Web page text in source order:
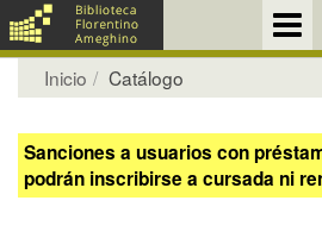
Inicio Catálogo
Sanciones a usuarios con
podrán inscribirse a cursada ni